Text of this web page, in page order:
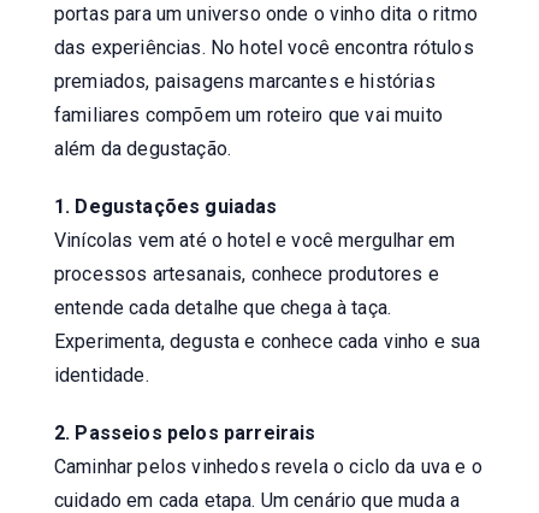
portas para um universo onde o vinho dita o ritmo
das experiências. No hotel você encontra rótulos
premiados, paisagens marcantes e histórias
familiares compõem um roteiro que vai muito
além da degustação.
1. Degustações guiadas
Vinícolas vem até o hotel e você mergulhar em
processos artesanais, conhece produtores e
entende cada detalhe que chega à taça.
Experimenta, degusta e conhece cada vinho e sua
identidade.
2. Passeios pelos parreirais
Caminhar pelos vinhedos revela o ciclo da uva e o
cuidado em cada etapa. Um cenário que muda a